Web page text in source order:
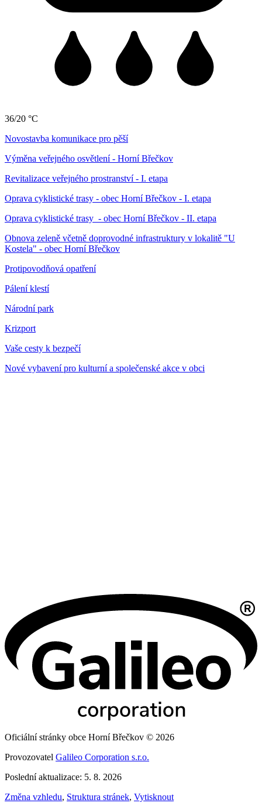
36/20 °C
Novostavba komunikace pro pěší
Výměna veřejného osvětlení - Horní Břečkov
Revitalizace veřejného prostranství - I. etapa
Oprava cyklistické trasy - obec Horní Břečkov - I. etapa
Oprava cyklistické trasy - obec Horní Břečkov - II. etapa
Obnova zeleně včetně doprovodné infrastruktury v lokalitě "U
Kostela" - obec Horní Břečkov
Protipovodňová opatření
Pálení klestí
Národní park
Krizport
Vaše cesty k bezpečí
Nové vybavení pro kulturní a společenské akce v obci
Oficiální stránky obce Horní Břečkov © 2026
Provozovatel Galileo Corporation s.r.o.
Poslední aktualizace: 5. 8. 2026
Změna vzhledu, Struktura stránek, Vytisknout